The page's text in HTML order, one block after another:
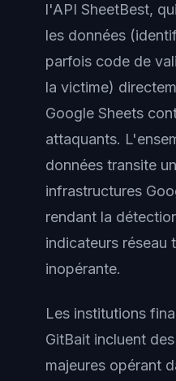
l'API SheetBest,
les données
parfois code de
la victime)
Google Sheets
attaquants.
données transite
infrastructures
rendant la
indicateurs réseau
inopérante.
Les institutions
GitBait incluent
majeures opérant